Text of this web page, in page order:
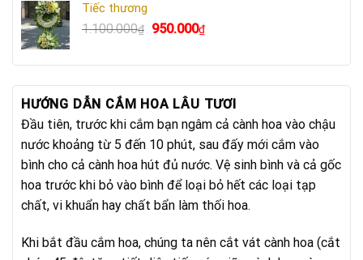
750.000₫.
640.000₫.
Tiếc thương
1.100.000₫
Giá
là:
950.000₫Giá
tại
950.000₫.
HƯỚNG DẪN CẮM HOA LÂU TƯƠI
Đầu tiên, trước khi cắm bạn ngâm cả cành hoa vào chậu
nước khoảng từ 5 đến 10 phút, sau đấy mới cắm vào
bình cho cả cành hoa hút đủ nước. Vệ sinh bình và cả gốc
hoa trước khi bỏ vào bình để loại bỏ hết các loại tạp
chất, vi khuẩn hay chất bẩn làm thối hoa.
Khi bắt đầu cắm hoa, chúng ta nên cắt vát cành hoa (cắt